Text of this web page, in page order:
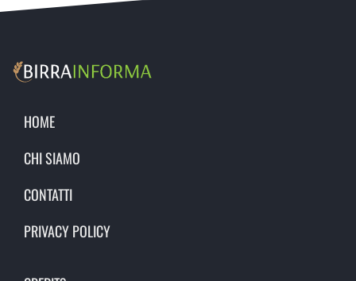
HOME
CHI SIAMO
CONTATTI
PRIVACY POLICY